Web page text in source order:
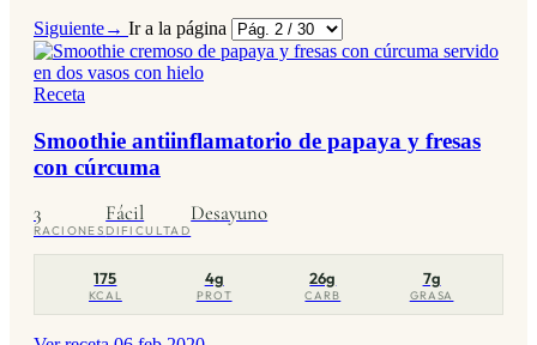
Siguiente→ Ir a la página
Receta
Smoothie antiinflamatorio de papaya y fresas
con cúrcuma
3
RACIONES
Fácil
DIFICULTAD
Desayuno
175
KCAL
4g
PROT
26g
CARB
7g
GRASA